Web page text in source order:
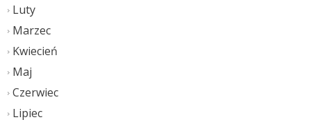
Luty
Marzec
Kwiecień
Maj
Czerwiec
Lipiec